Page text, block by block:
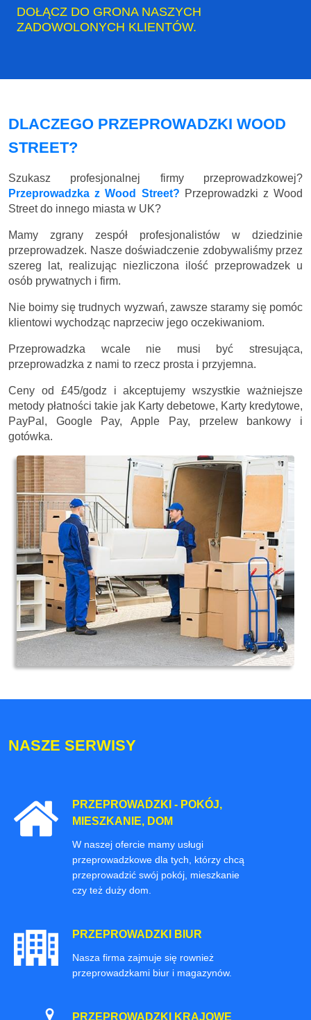
DOŁĄCZ DO GRONA NASZYCH
ZADOWOLONYCH KLIENTÓW.
DLACZEGO PRZEPROWADZKI WOOD
STREET?
Szukasz profesjonalnej firmy przeprowadzkowej?
Przeprowadzka z Wood Street? Przeprowadzki z Wood
Street do innego miasta w UK?
Mamy zgrany zespół profesjonalistów w dziedzinie
przeprowadzek. Nasze doświadczenie zdobywaliśmy przez
szereg lat, realizując niezliczona ilość przeprowadzek u
osób prywatnych i firm.
Nie boimy się trudnych wyzwań, zawsze staramy się pomóc
klientowi wychodząc naprzeciw jego oczekiwaniom.
Przeprowadzka wcale nie musi być stresująca,
przeprowadzka z nami to rzecz prosta i przyjemna.
Ceny od £45/godz i akceptujemy wszystkie ważniejsze
metody płatności takie jak Karty debetowe, Karty kredytowe,
PayPal, Google Pay, Apple Pay, przelew bankowy i
gotówka.
NASZE SERWISY
PRZEPROWADZKI - POKÓJ,
MIESZKANIE, DOM
W naszej ofercie mamy usługi
przeprowadzkowe dla tych, którzy chcą
przeprowadzić swój pokój, mieszkanie
czy też duży dom.
PRZEPROWADZKI BIUR
Nasza firma zajmuje się rownież
przeprowadzkami biur i magazynów.
PRZEPROWADZKI KRAJOWE